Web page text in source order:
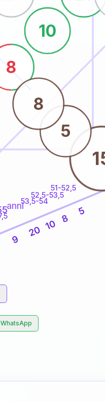
51-52,5
52,5-53,5
53,5-54
5
8
10
20
9
8
10
5
8
anni
WhatsApp